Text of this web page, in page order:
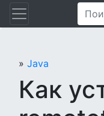
Перейти
» Java
Как